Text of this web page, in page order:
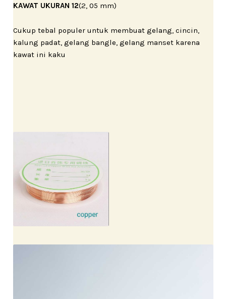
KAWAT UKURAN 12(2, 05 mm)
Cukup tebal populer untuk membuat gelang, cincin,
kalung padat, gelang bangle, gelang manset karena
kawat ini kaku